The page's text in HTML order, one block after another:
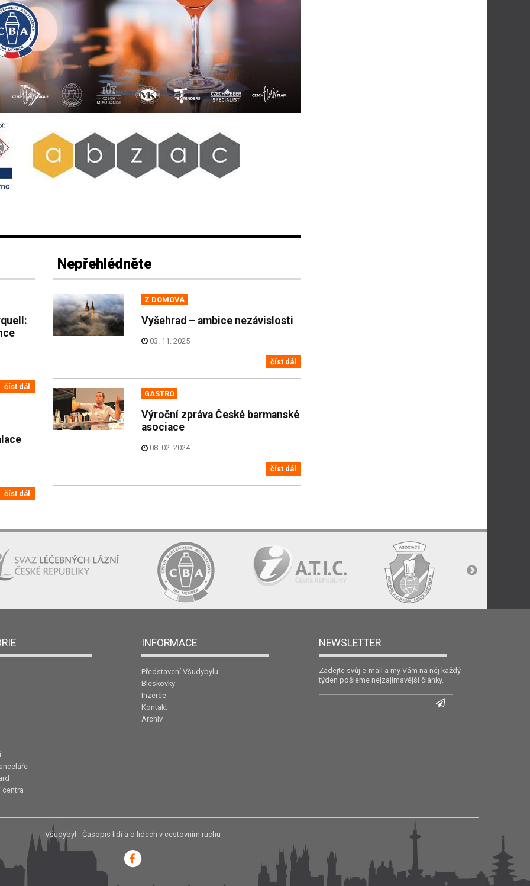
číst dál
číst dál
Nepřehlédněte
Z DOMOVA
Vyšehrad – ambice nezávislosti
03. 11. 2025
číst dál
GASTRO
Výroční zpráva České barmanské
asociace
08. 02. 2024
číst dál
centra
INFORMACE
Představení Všudybylu
Bleskovky
Inzerce
Kontakt
Archiv
NEWSLETTER
Zadejte svůj e-mail a my Vám na něj každý
týden pošleme nejzajímavější články.
Všudybyl - Časopis lidí a o lidech v cestovním ruchu